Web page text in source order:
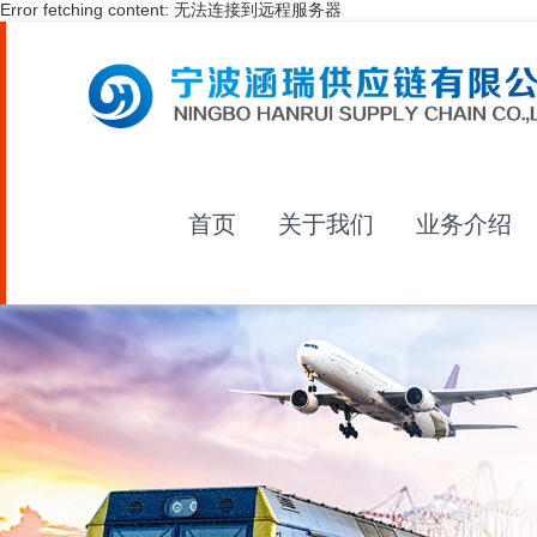
Error fetching content: 无法连接到远程服务器
首页 关于我们 业务介绍